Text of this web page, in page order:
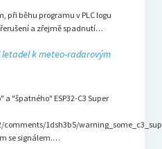
při běhu programu v PLC logu
a zřejmě spadnutí…
letadel k meteo-radarovým
"špatného" ESP32-C3 Super
1dsh3b5/
se signálem.…